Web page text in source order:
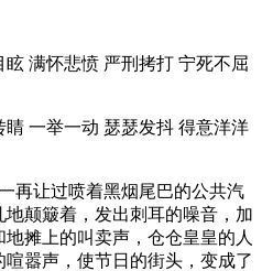
满怀悲愤 严刑拷打 宁死不屈
一举一动 瑟瑟发抖 得意洋洋
再让过喷着黑烟尾巴的公共汽
颠簸着，发出刺耳的噪音，加
地摊上的叫卖声，仓仓皇皇的人
嚣声，使节日的街头，变成了